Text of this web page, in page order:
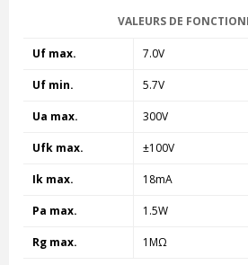
VALEURS DE
Uf max. 7.0V
Uf min. 5.7V
Ua max. 300V
Ufk max. ±100V
Ik max. 18mA
Pa max. 1.5W
Rg max. 1MΩ